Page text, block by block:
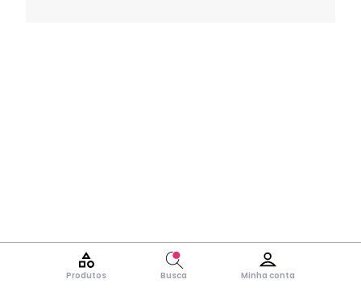
Produtos Busca Minha conta